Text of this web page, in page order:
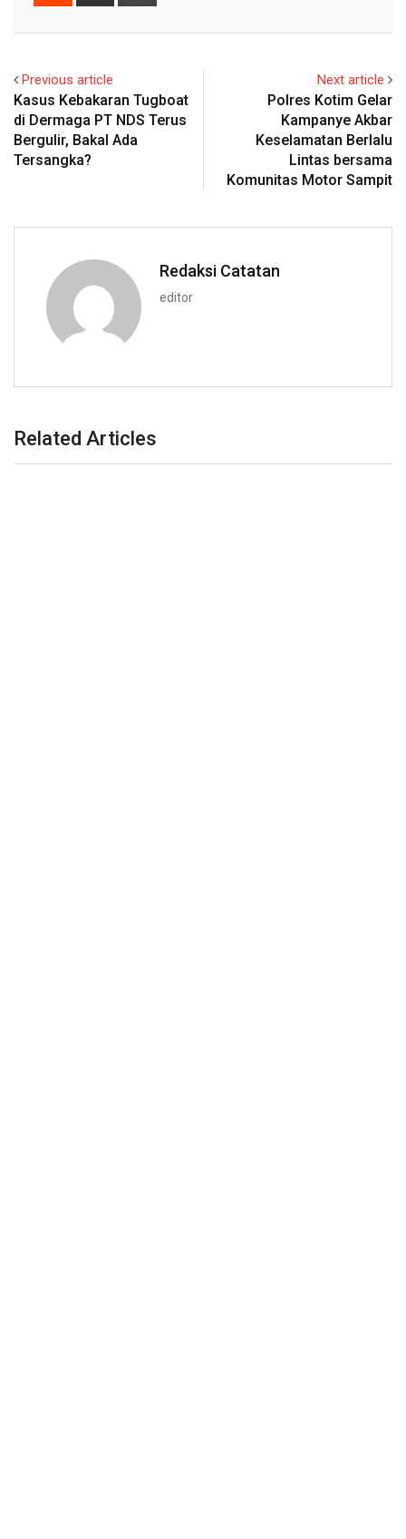
Previous article
Kasus Kebakaran Tugboat
di Dermaga PT NDS Terus
Bergulir, Bakal Ada
Tersangka?
Next article
Polres Kotim Gelar
Kampanye Akbar
Keselamatan Berlalu
Lintas bersama
Komunitas Motor Sampit
Redaksi Catatan
editor
Related Articles